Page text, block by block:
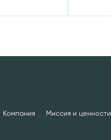
Компания Миссия и ценности